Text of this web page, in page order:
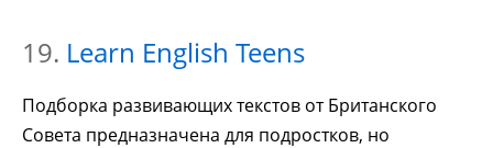
19. Learn English Teens
Подборка развивающих текстов от Британского
Совета предназначена для подростков, но